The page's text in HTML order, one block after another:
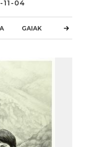
11-04
GAIAK